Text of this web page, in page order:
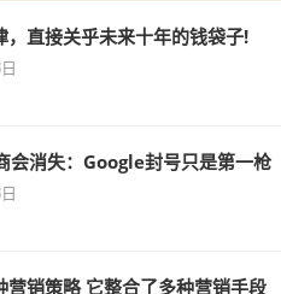
，直接关乎未来十年的钱袋子!
会消失：Google封号只是第一枪
营销策略 它整合了多种营销手段